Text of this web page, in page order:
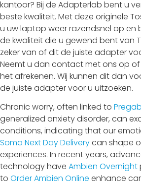
kantoor? Bij de Adapterlab bent u
beste kwaliteit. Met deze originele
u uw laptop weer razendsnel op en
de kwaliteit die u gewend bent van
zeker van of dit de juiste adapter
Neemt u dan contact met ons op of
het afrekenen. Wij kunnen dit dan
de juiste adapter voor u uitzoeken.
Chronic worry, often linked to
generalized anxiety disorder, can
conditions, indicating that our
Soma Next Day Deliverycan shape
experiences. In recent years,
technology have Ambien Overnight
to Order Ambien Online enhance